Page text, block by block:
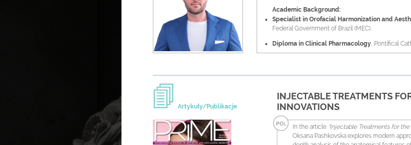
Academic Background:
Specialist in Orofacial Harmonization and
Federal Government of Brazil (MEC).
Diploma in Clinical Pharmacology, Pontifical
Expert in Comprehensive Facial Rejuvenation,
Faculty Member, School of Medicine
Director of the Diploma in Aesthetic Medicine
Universidad Andrés Bello, Chile.
Artykuły/Publikacje
INJECTABLE TREATMENTS
INNOVATIONS
In the article “Injectable Treatments for
Oksana Pashkovska explores modern